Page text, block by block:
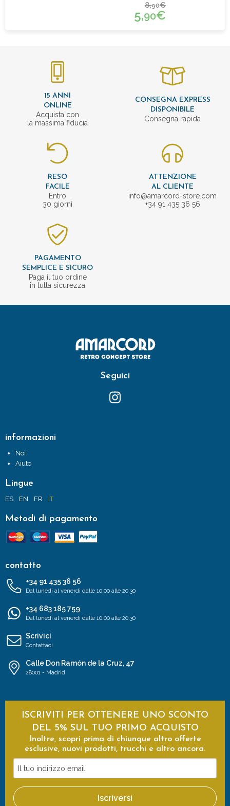
8,90€
5,90€
15 ANNI
ONLINE
Acquista con
la massima fiducia
CONSEGNA EXPRESS
DISPONIBILE
Consegna rapida
RESO
FACILE
Entro
30 giorni
ATTENZIONE
AL CLIENTE
info@amarcord-store.com
+34 91 435 36 56
PAGAMENTO
SEMPLICE E SICURO
Paga il tuo ordine
in tutta sicurezza
Seguici
informazioni
Noi
Aiuto
Lingue
ES EN FR IT
Metodi di pagamento
contatto
+34 91 435 36 56
Dal lunedì al venerdì dalle 10:00 alle 20:30
+34 683 185 759
Dal lunedì al venerdì dalle 10:00 alle 20:30
Scrivici
Contattaci
Calle Don Ramón de la Cruz, 47
28001 - Madrid
ISCRIVITI PER OTTENERE UNO SCONTO
DEL 5% SUL TUO PRIMO ACQUISTO
Inoltre, scopri prima di chiunque altro offerte
esclusive, nuovi prodotti, trucchi e altro ancora.
tuo
indirizzo
email
Iscriversi